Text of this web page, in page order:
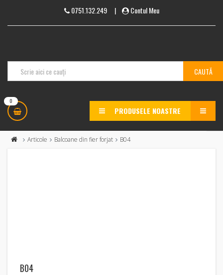
0751.132.249| Contul Meu
0
PRODUSELE NOASTRE MENU
Articole Balcoane din fier forjat B04
B04